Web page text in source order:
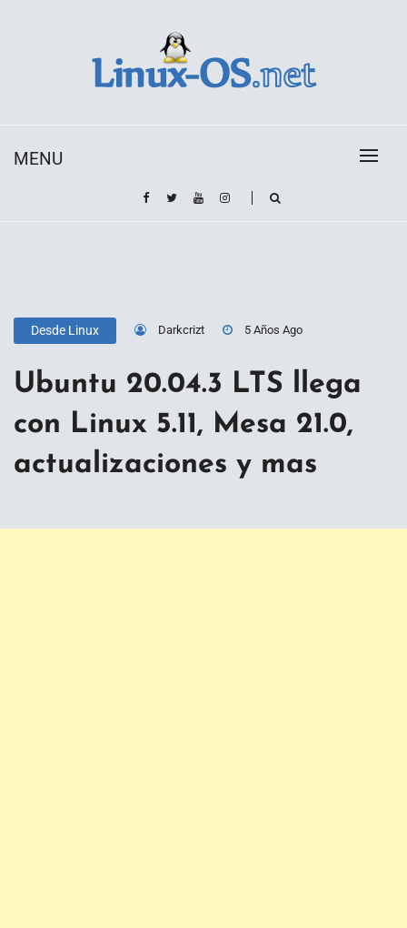
MENU
Desde Linux Darkcrizt 5 Años Ago
Ubuntu 20.04.3 LTS llega
con Linux 5.11, Mesa 21.0,
actualizaciones y mas